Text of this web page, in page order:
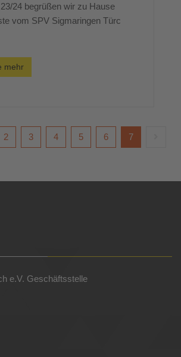
24 begrüßen wir zu Hause
vom SPV Sigmaringen Türc
mehr
2 3 4 5 6 7
e.V. Geschäftsstelle